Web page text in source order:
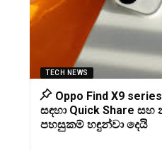
TECH NEWS
Oppo Find X9
සඳහා Quick Share සහ
පහසුකම් හඳුන්වා දෙයි